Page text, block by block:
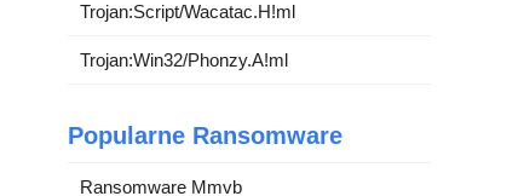
Trojan:Script/Wacatac.H!ml
Trojan:Win32/Phonzy.A!ml
Popularne Ransomware
Ransomware Mmvb